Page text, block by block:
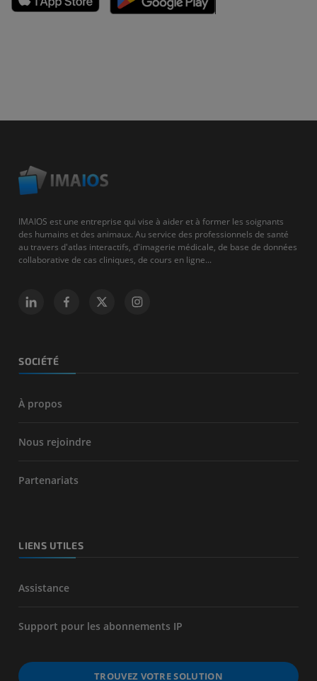
IMAIOS est une entreprise qui vise à aider et à former les soignants
des humains et des animaux. Au service des professionnels de santé
au travers d'atlas interactifs, d'imagerie médicale, de base de données
collaborative de cas cliniques, de cours en ligne...
SOCIÉTÉ
À propos
Nous rejoindre
Partenariats
LIENS UTILES
Assistance
Support pour les abonnements IP
TROUVEZ VOTRE SOLUTION